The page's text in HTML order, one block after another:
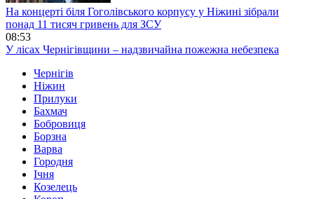
На концерті біля Гоголівського корпусу у Ніжині зібрали
понад 11 тисяч гривень для ЗСУ
08:53
У лісах Чернігівщини – надзвичайна пожежна небезпека
Чернігів
Ніжин
Прилуки
Бахмач
Бобровиця
Борзна
Варва
Городня
Ічня
Козелець